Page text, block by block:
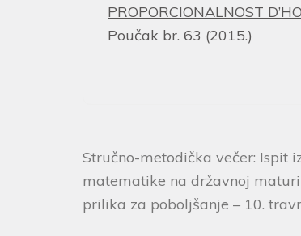
PROPORCIONALNOST
Poučak br. 63 (2015.)
Stručno-metodička večer: Ispit
matematike na državnoj
prilika za poboljšanje – 10.